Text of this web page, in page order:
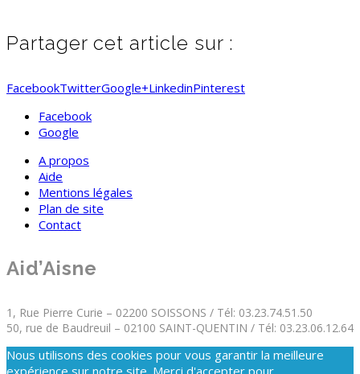
Partager cet article sur :
FacebookTwitterGoogle+LinkedinPinterest
Facebook
Google
A propos
Aide
Mentions légales
Plan de site
Contact
Aid’Aisne
1, Rue Pierre Curie – 02200 SOISSONS / Tél: 03.23.74.51.50
50, rue de Baudreuil – 02100 SAINT-QUENTIN / Tél: 03.23.06.12.64
Nous utilisons des cookies pour vous garantir la meilleure
expérience sur notre site. Merci d'accepter pour